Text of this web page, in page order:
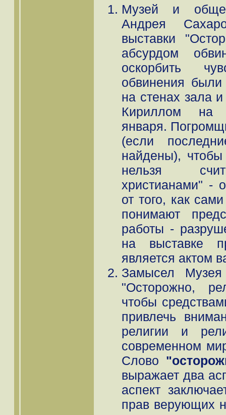
Музей и
Андрея
выставки
абсурдом
оскорбить
обвинения
на стенах зала
Кириллом на
января.
(если
найдены),
нельзя
христианами" -
от того, как
понимают
работы -
на выставке
является актом
Замысел Музея
"Осторожно,
чтобы
привлечь
религии и
современном
Слово
выражает два
аспект
прав верующих